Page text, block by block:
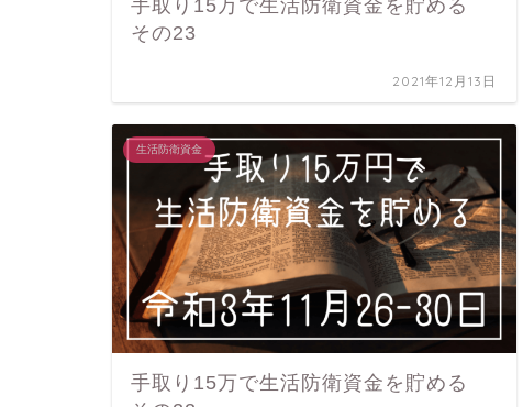
手取り15万で生活防衛資金を貯める
その23
2021年12月13日
生活防衛資金
手取り15万で生活防衛資金を貯める